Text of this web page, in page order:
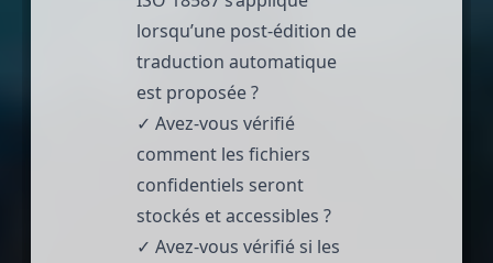
lorsqu’une post-édition de
traduction automatique
est proposée ?
✓ Avez-vous vérifié
comment les fichiers
confidentiels seront
stockés et accessibles ?
✓ Avez-vous vérifié si les